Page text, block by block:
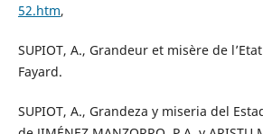
52.htm,
SUPIOT, A., Grandeur et misère de
Fayard.
SUPIOT, A., Grandeza y miseria del